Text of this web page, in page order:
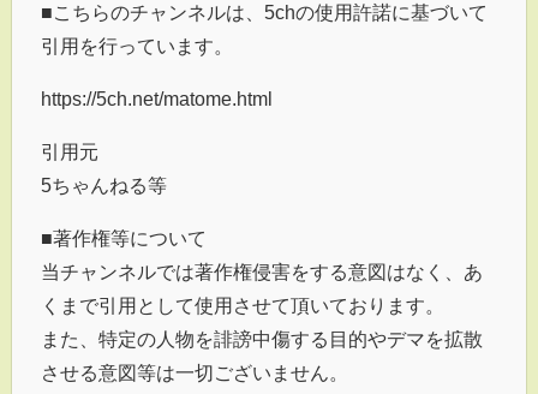
■こちらのチャンネルは、5chの使用許諾に基づいて
引用を行っています。
https://5ch.net/matome.html
引用元
5ちゃんねる等
■著作権等について
当チャンネルでは著作権侵害をする意図はなく、あ
くまで引用として使用させて頂いております。
また、特定の人物を誹謗中傷する目的やデマを拡散
させる意図等は一切ございません。